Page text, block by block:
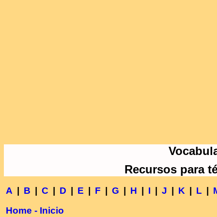
Recursos para
A B C D E F G H I J K L
Home - Inicio